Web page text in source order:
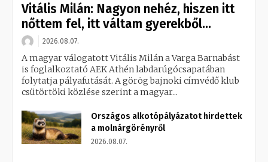
Vitális Milán: Nagyon nehéz, hiszen itt
nőttem fel, itt váltam gyerekből...
2026.08.07.
A magyar válogatott Vitális Milán a Varga Barnabást
is foglalkoztató AEK Athén labdarúgócsapatában
folytatja pályafutását. A görög bajnoki címvédő klub
csütörtöki közlése szerint a magyar...
Országos alkotópályázatot hirdettek
a molnárgörényről
2026.08.07.